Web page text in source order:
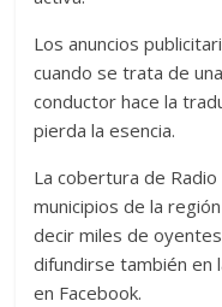
Los anuncios
cuando se trata de
conductor hace la
pierda la esencia.
La cobertura de Radio
municipios de la
decir miles de
difundirse también en
en Facebook.